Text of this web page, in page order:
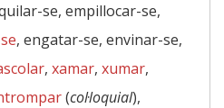
se, empillocar-se,
, engatar-se, envinar-se,
, xamar, xumar,
(col·loquial),